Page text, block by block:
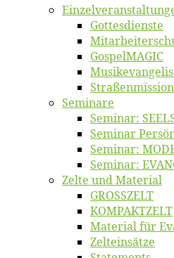
Got­tes­diens­te
Gos­pel­MA­GIC
Se­mi­na­re
Se­mi­nar:
Se­mi­nar
Se­mi­nar:
Se­mi­nar:
Zel­te und Material
GROSSZELT
KOMPAKTZELT
Ma­te­ri­al für
Zelt­ein­sät­ze